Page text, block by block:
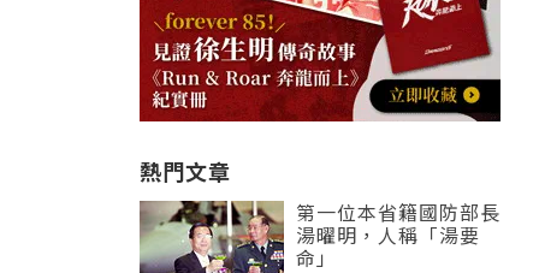
熱門文章
第一位本省籍國防部長
湯曜明，人稱「湯要
命」